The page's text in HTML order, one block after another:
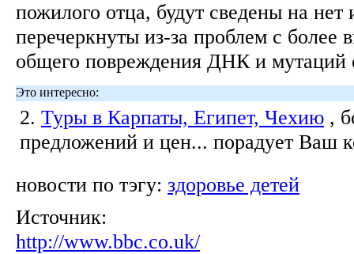
пожилого отца, будут сведены на
перечеркнуты из-за проблем с более
общего повреждения ДНК и мутаций
Это интересно:
2. Туры в Карпаты, Египет, Чехию ,
предложений и цен... порадует Ваш
новости по тэгу: здоровье детей
Источник:
http://www.bbc.co.uk/